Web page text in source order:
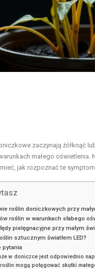
zaczynają żółknąć
małego
jak rozpoznać te
roślin doniczkowych przy
roślin w warunkach słabego
pielęgnacyjne przy małym
sztucznym światłem LED?
pytania
w doniczce jest odpowiednio
mogą potęgować skutki